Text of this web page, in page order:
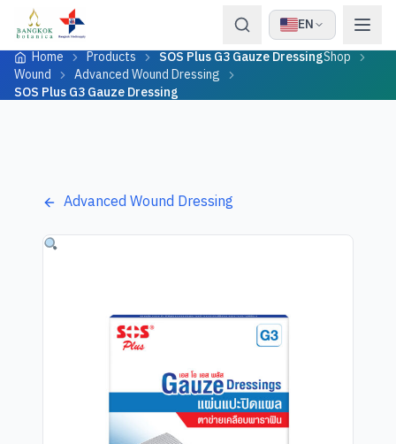
Skip to content
EN
Home
Products SOS Plus G3 Gauze DressingShop
Wound
Advanced Wound Dressing
SOS Plus G3 Gauze Dressing
Advanced Wound Dressing